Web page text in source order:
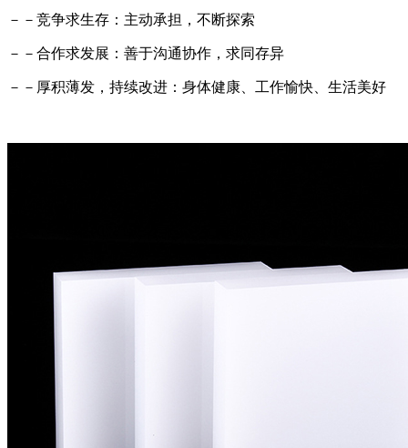
－－竞争求生存：主动承担，不断探索
－－合作求发展：善于沟通协作，求同存异
－－厚积薄发，持续改进：身体健康、工作愉快、生活美好